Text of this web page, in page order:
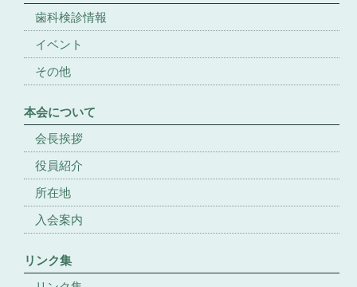
歯科検診情報
イベント
その他
本会について
会長挨拶
役員紹介
所在地
入会案内
リンク集